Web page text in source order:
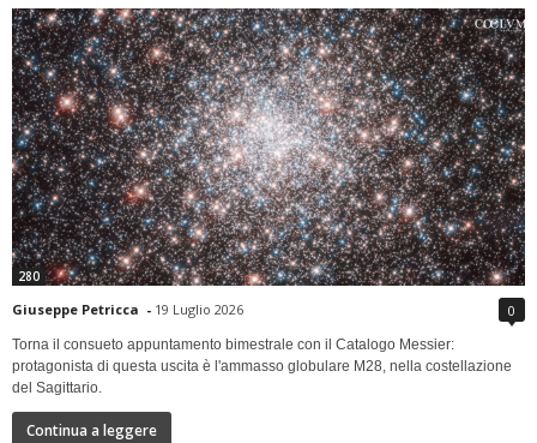
280
Giuseppe Petricca - 19 Luglio 2026 0
Torna il consueto appuntamento bimestrale con il Catalogo Messier:
protagonista di questa uscita è l'ammasso globulare M28, nella costellazione
del Sagittario.
Continua a leggere